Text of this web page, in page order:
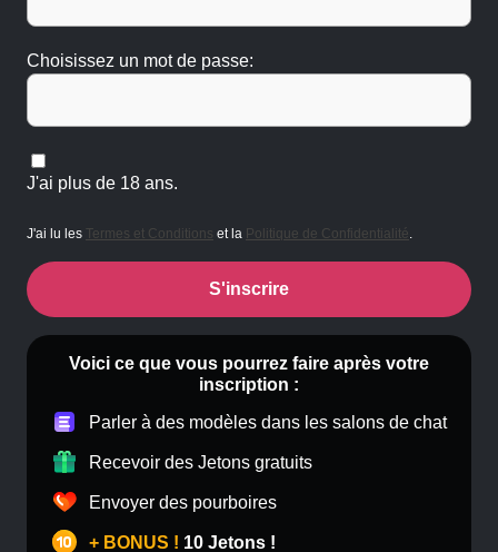
Choisissez un mot de passe:
J'ai plus de 18 ans.
J'ai lu les Termes et Conditions et la Politique de Confidentialité.
S'inscrire
Voici ce que vous pourrez faire après votre
inscription :
Parler à des modèles dans les salons de chat
Recevoir des Jetons gratuits
Envoyer des pourboires
+ BONUS ! 10 Jetons !